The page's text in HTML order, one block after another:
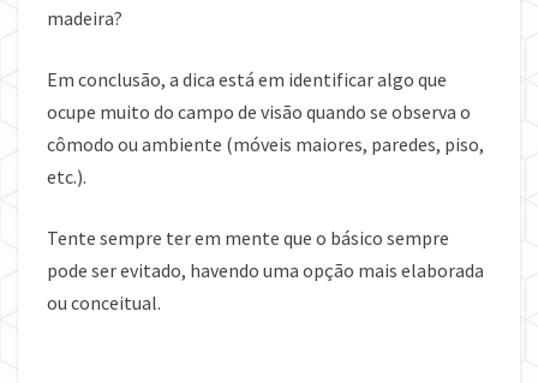
madeira?
Em conclusão, a dica está em identificar algo que
ocupe muito do campo de visão quando se observa o
cômodo ou ambiente (móveis maiores, paredes, piso,
etc.).
Tente sempre ter em mente que o básico sempre
pode ser evitado, havendo uma opção mais elaborada
ou conceitual.